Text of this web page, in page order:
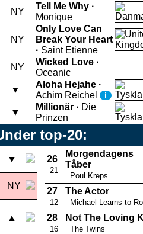
NY
Tell Me Why ·
Monique
NY
Only Love Can
Break Your Heart
· Saint Etienne
NY
Wicked Love ·
Oceanic
▼
Aloha Hejahe ·
Achim Reichel
i
▼
Millionär · Die
Prinzen
top-20:
▼
NY
▲
26
21
Morgendagens
Tåber
Poul Kreps
27
12
The Actor
Michael Learns to
28
16
Not The Loving
The Twins